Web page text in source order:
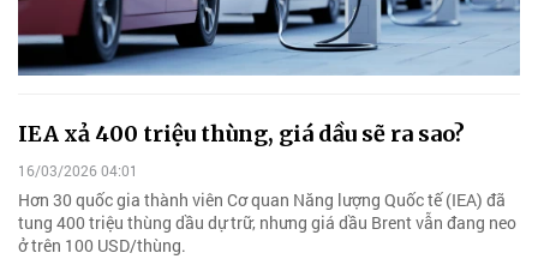
IEA xả 400 triệu thùng, giá dầu sẽ ra sao?
16/03/2026 04:01
Hơn 30 quốc gia thành viên Cơ quan Năng lượng Quốc tế (IEA) đã
tung 400 triệu thùng dầu dự trữ, nhưng giá dầu Brent vẫn đang neo
ở trên 100 USD/thùng.